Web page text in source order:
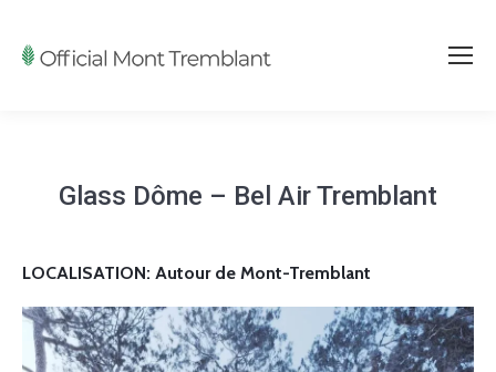
Glass Dôme – Bel Air Tremblant
LOCALISATION: Autour de Mont-Tremblant